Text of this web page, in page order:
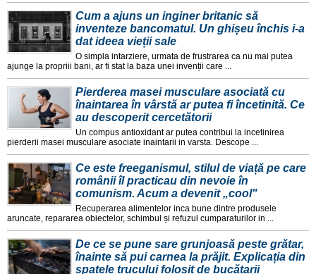
Cum a ajuns un inginer britanic să
inventeze bancomatul. Un ghișeu închis i-a
dat ideea vieții sale
O simpla intarziere, urmata de frustrarea ca nu mai putea
ajunge la propriii bani, ar fi stat la baza unei invenții care ...
Pierderea masei musculare asociată cu
înaintarea în vârstă ar putea fi încetinită. Ce
au descoperit cercetătorii
Un compus antioxidant ar putea contribui la incetinirea
pierderii masei musculare asociate inaintarii in varsta. Descope ...
Ce este freeganismul, stilul de viață pe care
românii îl practicau din nevoie în
comunism. Acum a devenit „cool"
Recuperarea alimentelor inca bune dintre produsele
aruncate, repararea obiectelor, schimbul și refuzul cumparaturilor in ...
De ce se pune sare grunjoasă peste grătar,
înainte să pui carnea la prăjit. Explicația din
spatele trucului folosit de bucătarii